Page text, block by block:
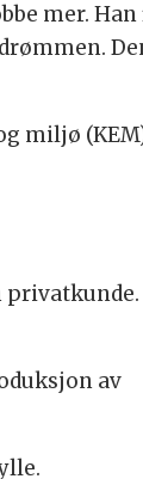
mer.
miljø
privatkunde.
av